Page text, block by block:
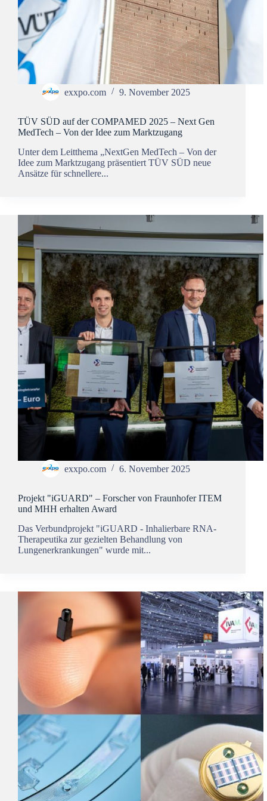
exxpo.com 9. November 2025
TÜV SÜD auf der COMPAMED 2025 – Next Gen
MedTech – Von der Idee zum Marktzugang
Unter dem Leitthema „NextGen MedTech – Von der
Idee zum Marktzugang präsentiert TÜV SÜD neue
Ansätze für schnellere...
exxpo.com 6. November 2025
Projekt "iGUARD" – Forscher von Fraunhofer ITEM
und MHH erhalten Award
Das Verbundprojekt "iGUARD - Inhalierbare RNA-
Therapeutika zur gezielten Behandlung von
Lungenerkrankungen" wurde mit...